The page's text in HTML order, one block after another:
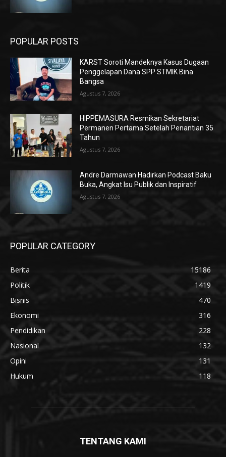
POPULAR POSTS
KARST Soroti Mandeknya Kasus Dugaan
Penggelapan Dana SPP STMIK Bina
Bangsa
Agustus 7, 2026
HIPPEMASURA Resmikan Sekretariat
Permanen Pertama Setelah Penantian 35
Tahun
Agustus 7, 2026
Andre Darmawan Hadirkan Podcast Baku
Buka, Angkat Isu Publik dan Inspiratif
Agustus 7, 2026
POPULAR CATEGORY
Berita
15186
Politik
1419
Bisnis
470
Ekonomi
316
Pendidikan
228
Nasional
132
Opini
131
Hukum
118
TENTANG KAMI